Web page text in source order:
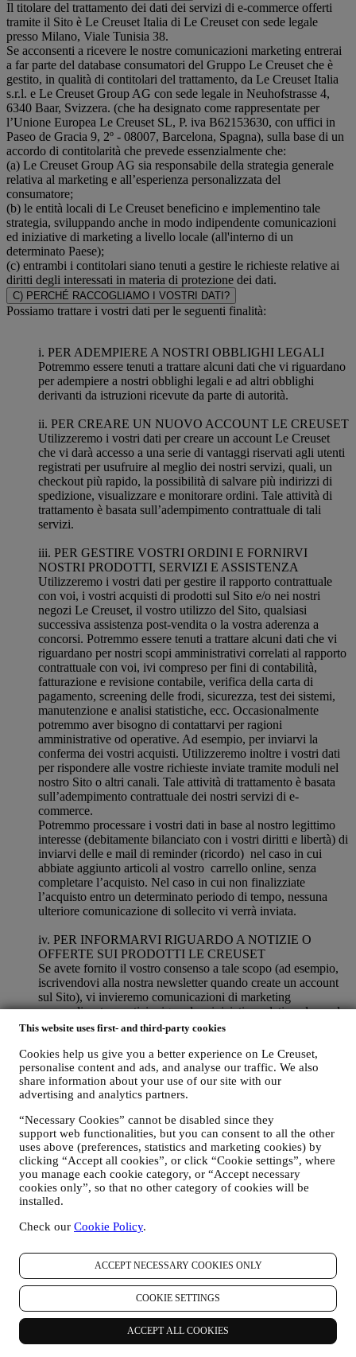
This website uses first- and third-party cookies
Cookies help us give you a better experience on Le Creuset,
personalise content and ads, and analyse our traffic. We also
share information about your use of our site with our
advertising and analytics partners.
“Necessary Cookies” cannot be disabled since they
support web functionalities, but you can consent to all the other
uses above (preferences, statistics and marketing cookies) by
clicking “Accept all cookies”, or click “Cookie settings”, where
you manage each cookie category, or “Accept necessary
cookies only”, so that no other category of cookies will be
installed.
Check our Cookie Policy.
ACCEPT NECESSARY COOKIES ONLY
COOKIE SETTINGS
ACCEPT ALL COOKIES
Il titolare del trattamento dei dati dei servizi di e-commerce offerti
tramite il Sito è Le Creuset Italia di Le Creuset con sede legale
presso Milano, Viale Tunisia 38.
Se acconsenti a ricevere le nostre comunicazioni marketing entrerai
a far parte del database consumatori del Gruppo Le Creuset che è
gestito, in qualità di contitolari del trattamento, da Le Creuset Italia
s.r.l. e Le Creuset Group AG con sede legale in Neuhofstrasse 4,
6340 Baar, Svizzera. (che ha designato come rappresentate per
l’Unione Europea Le Creuset SL, P. iva B62153630, con uffici in
Paseo de Gracia 9, 2º - 08007, Barcelona, Spagna), sulla base di un
accordo di contitolarità che prevede essenzialmente che:
(a) Le Creuset Group AG sia responsabile della strategia generale
relativa al marketing e all’esperienza personalizzata del
consumatore;
(b) le entità locali di Le Creuset beneficino e implementino tale
strategia, sviluppando anche in modo indipendente comunicazioni
ed iniziative di marketing a livello locale (all'interno di un
determinato Paese);
(c) entrambi i contitolari siano tenuti a gestire le richieste relative ai
diritti degli interessati in materia di protezione dei dati.
C) PERCHÉ RACCOGLIAMO I VOSTRI DATI?
Possiamo trattare i vostri dati per le seguenti finalità:
i. PER ADEMPIERE A NOSTRI OBBLIGHI LEGALI
Potremmo essere tenuti a trattare alcuni dati che vi riguardano
per adempiere a nostri obblighi legali e ad altri obblighi
derivanti da istruzioni ricevute da parte di autorità.
ii. PER CREARE UN NUOVO ACCOUNT LE CREUSET
Utilizzeremo i vostri dati per creare un account Le Creuset
che vi darà accesso a una serie di vantaggi riservati agli utenti
registrati per usufruire al meglio dei nostri servizi, quali, un
checkout più rapido, la possibilità di salvare più indirizzi di
spedizione, visualizzare e monitorare ordini. Tale attività di
trattamento è basata sull’adempimento contrattuale di tali
servizi.
iii. PER GESTIRE VOSTRI ORDINI E FORNIRVI
NOSTRI PRODOTTI, SERVIZI E ASSISTENZA
Utilizzeremo i vostri dati per gestire il rapporto contrattuale
con voi, i vostri acquisti di prodotti sul Sito e/o nei nostri
negozi Le Creuset, il vostro utilizzo del Sito, qualsiasi
successiva assistenza post-vendita o la vostra aderenza a
concorsi. Potremmo essere tenuti a trattare alcuni dati che vi
riguardano per nostri scopi amministrativi correlati al rapporto
contrattuale con voi, ivi compreso per fini di contabilità,
fatturazione e revisione contabile, verifica della carta di
pagamento, screening delle frodi, sicurezza, test dei sistemi,
manutenzione e analisi statistiche, ecc. Occasionalmente
potremmo aver bisogno di contattarvi per ragioni
amministrative od operative. Ad esempio, per inviarvi la
conferma dei vostri acquisti. Utilizzeremo inoltre i vostri dati
per rispondere alle vostre richieste inviate tramite moduli nel
nostro Sito o altri canali. Tale attività di trattamento è basata
sull’adempimento contrattuale dei nostri servizi di e-
commerce.
Potremmo processare i vostri dati in base al nostro legittimo
interesse (debitamente bilanciato con i vostri diritti e libertà) di
inviarvi delle e mail di reminder (ricordo) nel caso in cui
abbiate aggiunto articoli al vostro carrello online, senza
completare l’acquisto. Nel caso in cui non finalizziate
l’acquisto entro un determinato periodo di tempo, nessuna
ulteriore comunicazione di sollecito vi verrà inviata.
iv. PER INFORMARVI RIGUARDO A NOTIZIE O
OFFERTE SUI PRODOTTI LE CREUSET
Se avete fornito il vostro consenso a tale scopo (ad esempio,
iscrivendovi alla nostra newsletter quando create un account
sul Sito), vi invieremo comunicazioni di marketing
personalizzate e notizie riguardo a iniziative relative al mondo
Le Creuset, alle consociate del suo Gruppo, e alle società
email, SMS o social media, incluso utilizzando mezzi
automatizzati. Tali comunicazioni riguarderanno prodotti Le
Creuset o nuove aperture di negozi, eventi esclusivi, concorsi,
sondaggi, dimostrazioni organizzate da Le Creuset che
apprezzare, incluso sulla base di talune informazioni che sono
in nostro possesso come la vostra ubicazione o la vostra
cronologia degli acquisti. Utilizzeremo i vostri dati per
comprendere meglio i vostri interessi. Ciò ci consente di
personalizzare i nostri messaggi in modo da renderli più
pertinenti e interessanti. Non sono contemplate altre finalità.
elettronica e ai click utilizzando tecnologie standard di settore
monitorare la nostra newsletter.
Tale trattamento si basa sul vostro consenso. La scelta di
acconsentire all’invio delle nostre comunicazioni può essere
esercitata nei momenti in cui i dati personali vengono raccolti
spuntando la casella di controllo appropriata.
Revoca (Opt-out): Potete interrompere la ricezione delle nostre